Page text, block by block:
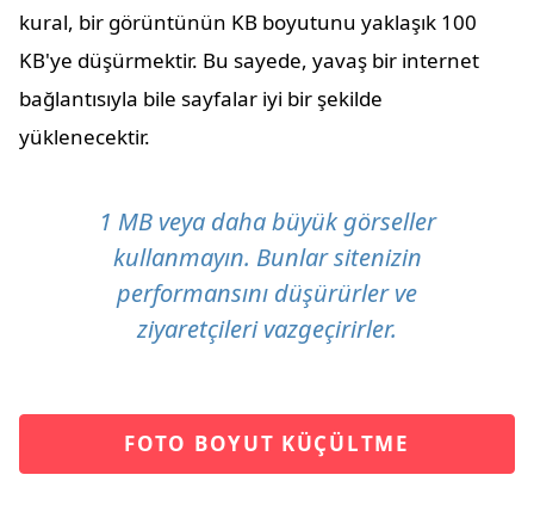
kural, bir görüntünün KB boyutunu yaklaşık 100
KB'ye düşürmektir. Bu sayede, yavaş bir internet
bağlantısıyla bile sayfalar iyi bir şekilde
yüklenecektir.
1 MB veya daha büyük görseller
kullanmayın. Bunlar sitenizin
performansını düşürürler ve
ziyaretçileri vazgeçirirler.
FOTO BOYUT KÜÇÜLTME